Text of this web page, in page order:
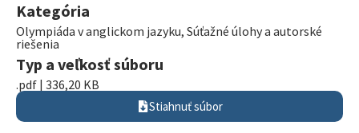
Kategória
Olympiáda v anglickom jazyku, Súťažné úlohy a autorské
riešenia
Typ a veľkosť súboru
.pdf | 336,20 KB
Stiahnuť súbor